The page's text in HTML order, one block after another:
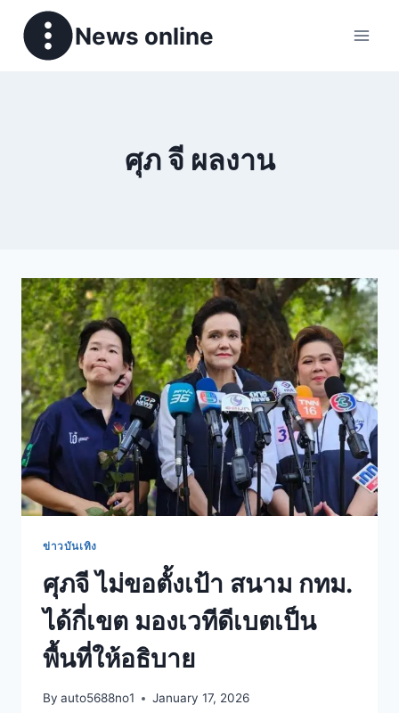
News online
ศุภ จี ผลงาน
ข่าวบันเทิง
ศุภจี ไม่ขอตั้งเป้า สนาม กทม.
ได้กี่เขต มองเวทีดีเบตเป็น
พื้นที่ให้อธิบาย
By auto5688no1 January 17, 2026